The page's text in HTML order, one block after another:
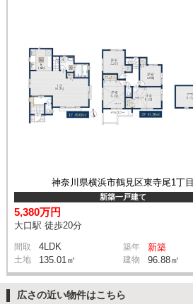
神奈川県横浜市鶴見区東寺尾1丁目
新築一戸建て
5,380万円
大口駅 徒歩20分
間取 4LDK 築年 新築
土地 135.01㎡ 建物 96.88㎡
広さの近い物件はこちら